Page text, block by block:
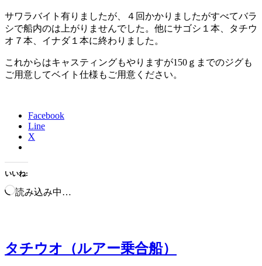
サワラバイト有りましたが、４回かかりましたがすべてバラ
シで船内のは上がりませんでした。他にサゴシ１本、タチウ
オ７本、イナダ１本に終わりました。
これからはキャスティングもやりますが150ｇまでのジグも
ご用意してベイト仕様もご用意ください。
Facebook
Line
X
いいね:
読み込み中…
タチウオ（ルアー乗合船）